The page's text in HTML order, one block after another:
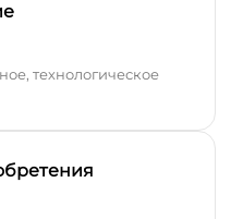
технологическое